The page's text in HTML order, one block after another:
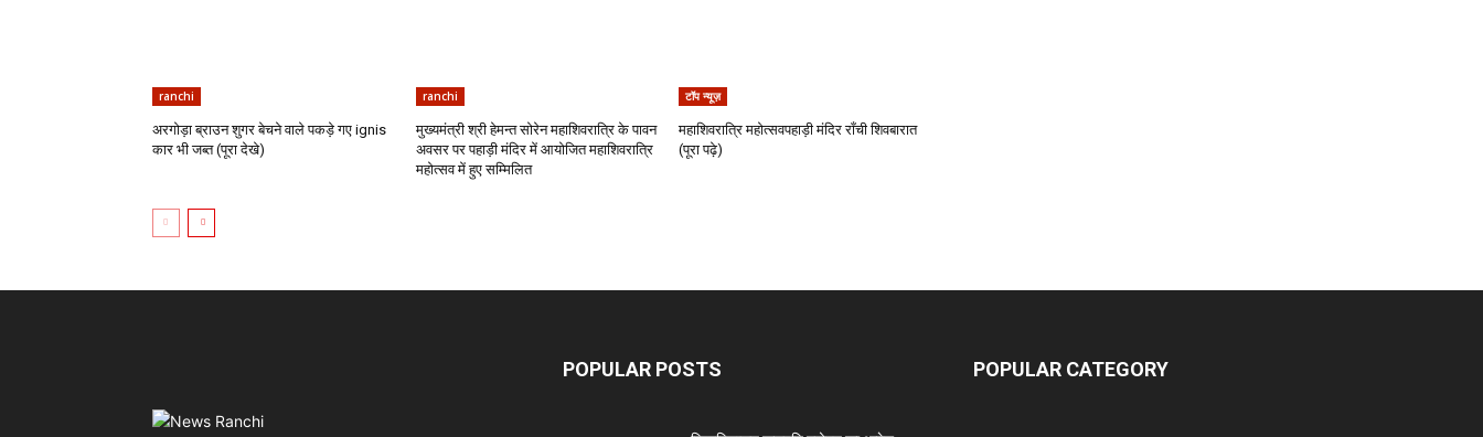
ranchi
अरगोड़ा ब्राउन शुगर बेचने वाले पकड़े गए ignis
कार भी जब्त (पूरा देखे)
ranchi
मुख्यमंत्री श्री हेमन्त सोरेन महाशिवरात्रि के पावन
अवसर पर पहाड़ी मंदिर में आयोजित महाशिवरात्रि
महोत्सव में हुए सम्मिलित
टॉप न्यूज़
महाशिवरात्रि महोत्सवपहाड़ी मंदिर राँची शिवबारात
(पूरा पढ़े)
POPULAR POSTS POPULAR CATEGORY